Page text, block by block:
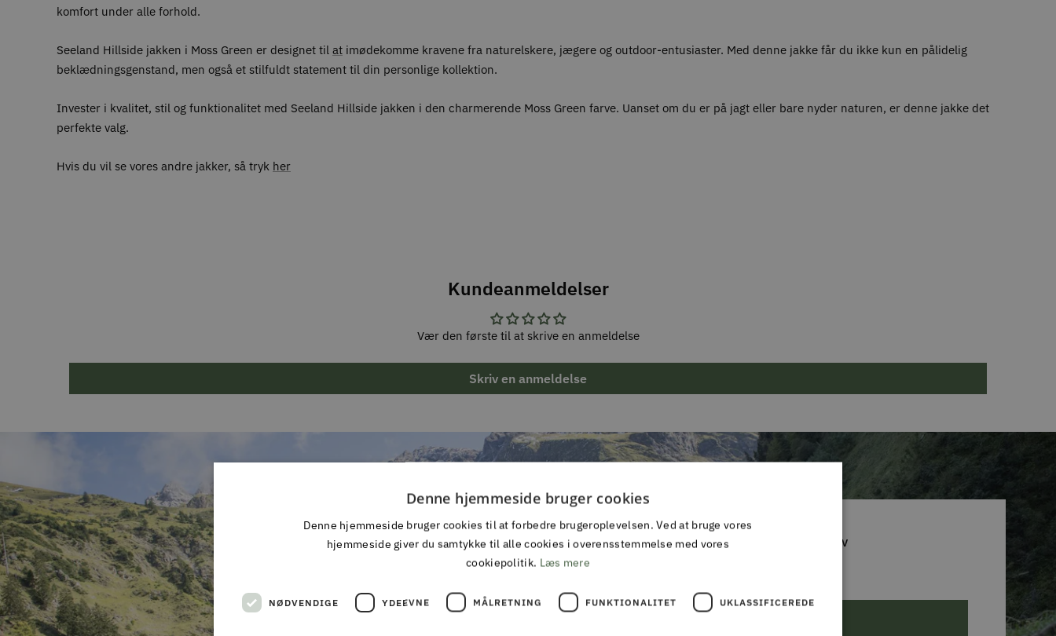
komfort under alle forhold.
Seeland Hillside jakken i Moss Green er designet til at imødekomme kravene fra naturelskere, jægere og outdoor-entusiaster. Med denne jakke får du ikke kun en pålidelig
beklædningsgenstand, men også et stilfuldt statement til din personlige kollektion.
Invester i kvalitet, stil og funktionalitet med Seeland Hillside jakken i den charmerende Moss Green farve. Uanset om du er på jagt eller bare nyder naturen, er denne jakke det
perfekte valg.
Hvis du vil se vores andre jakker, så tryk her
Kundeanmeldelser
Vær den første til at skrive en anmeldelse
Skriv en anmeldelse
TILMELD DIG VORES NYHEDSBREV
Denne hjemmeside bruger cookies
Denne hjemmeside bruger cookies til at forbedre brugeroplevelsen. Ved at bruge vores
hjemmeside giver du samtykke til alle cookies i overensstemmelse med vores
cookiepolitik. Læs mere
NØDVENDIGE YDEEVNE MÅLRETNING FUNKTIONALITET UKLASSIFICEREDE